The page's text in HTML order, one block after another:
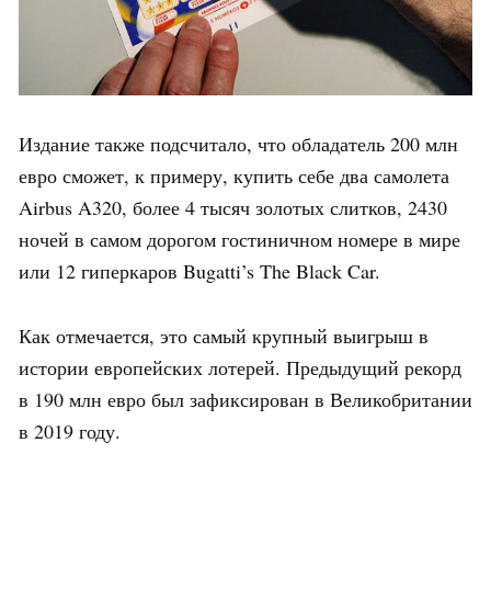
Издание также подсчитало, что обладатель 200 млн
евро сможет, к примеру, купить себе два самолета
Airbus A320, более 4 тысяч золотых слитков, 2430
ночей в самом дорогом гостиничном номере в мире
или 12 гиперкаров Bugatti’s The Black Car.
Как отмечается, это самый крупный выигрыш в
истории европейских лотерей. Предыдущий рекорд
в 190 млн евро был зафиксирован в Великобритании
в 2019 году.